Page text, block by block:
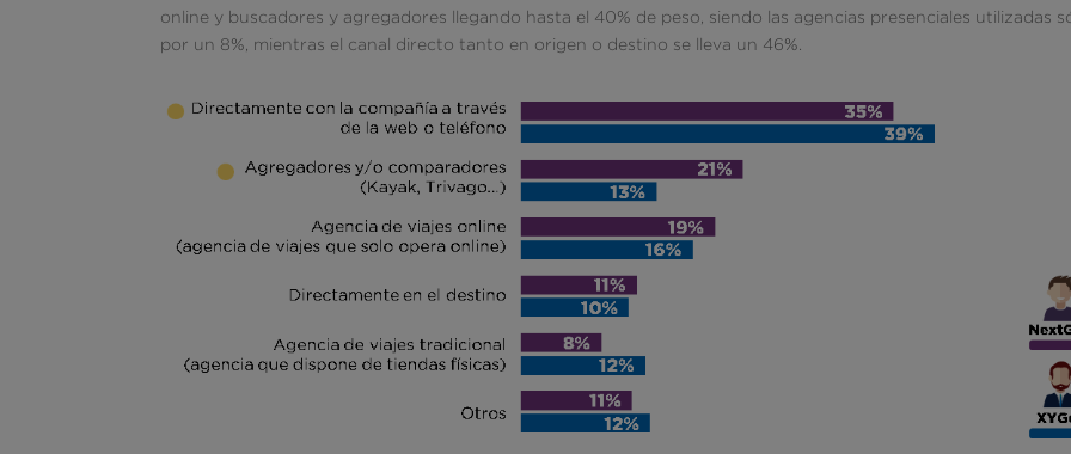
online y buscadores y agregadores llegando hasta el 40% de peso, siendo las agencias presenciales utilizadas
por un 8%, mientras el canal directo tanto en origen o destino se lleva un 46%.